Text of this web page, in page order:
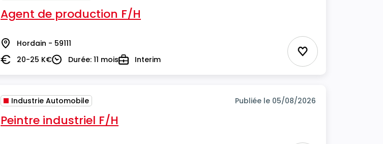
Agent de production F/H
Lieu Hordain - 59111
Salaire20-25 K€DuréeDurée: 11 moisTypeInterim Ajouter aux
Industrie Automobile Publiée le 05/08/2026
Peintre industriel F/H